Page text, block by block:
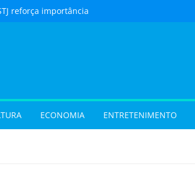
reforça importância
inéditas de
gratuitas no fim
Pais em Goiânia
ECONOMIA ENTRETENIMENTO